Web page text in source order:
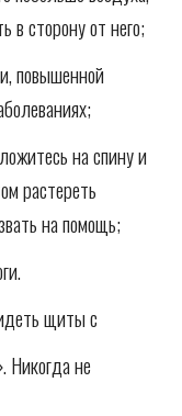
в сторону от него;
повышенной
на спину и
растереть
на помощь;
щиты с
не